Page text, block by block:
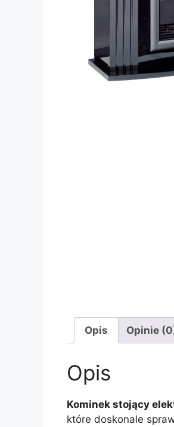
Opis Opinie
Opis
Kominek stojący
które doskonale